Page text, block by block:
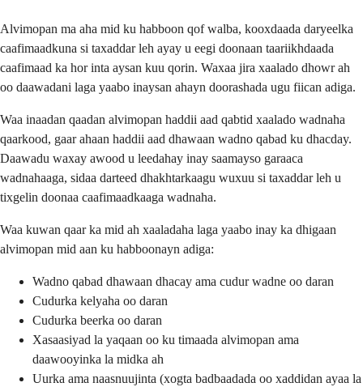
Alvimopan ma aha mid ku habboon qof walba, kooxdaada daryeelka
caafimaadkuna si taxaddar leh ayay u eegi doonaan taariikhdaada
caafimaad ka hor inta aysan kuu qorin. Waxaa jira xaalado dhowr ah
oo daawadani laga yaabo inaysan ahayn doorashada ugu fiican adiga.
Waa inaadan qaadan alvimopan haddii aad qabtid xaalado wadnaha
qaarkood, gaar ahaan haddii aad dhawaan wadno qabad ku dhacday.
Daawadu waxay awood u leedahay inay saamayso garaaca
wadnahaaga, sidaa darteed dhakhtarkaagu wuxuu si taxaddar leh u
tixgelin doonaa caafimaadkaaga wadnaha.
Waa kuwan qaar ka mid ah xaaladaha laga yaabo inay ka dhigaan
alvimopan mid aan ku habboonayn adiga:
Wadno qabad dhawaan dhacay ama cudur wadne oo daran
Cudurka kelyaha oo daran
Cudurka beerka oo daran
Xasaasiyad la yaqaan oo ku timaada alvimopan ama
daawooyinka la midka ah
Uurka ama naasnuujinta (xogta badbaadada oo xaddidan ayaa la